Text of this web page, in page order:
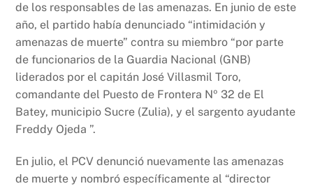
de los responsables de las amenazas. En junio de este
año, el partido había denunciado “intimidación y
amenazas de muerte” contra su miembro “por parte
de funcionarios de la Guardia Nacional (GNB)
liderados por el capitán José Villasmil Toro,
comandante del Puesto de Frontera Nº 32 de El
Batey, municipio Sucre (Zulia), y el sargento ayudante
Freddy Ojeda ”.
En julio, el PCV denunció nuevamente las amenazas
de muerte y nombró específicamente al “director